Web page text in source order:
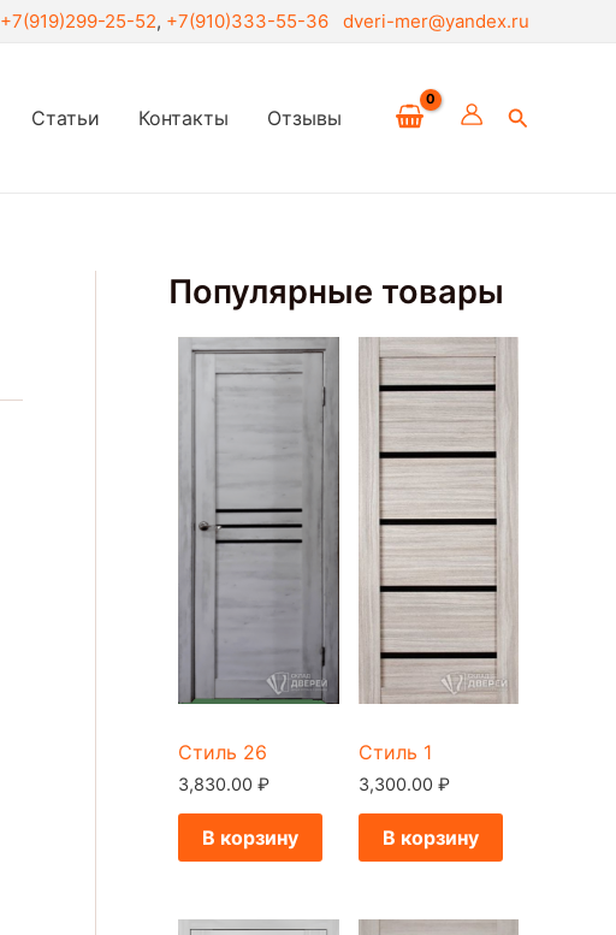
+7(919)299-25-52, +7(910)333-55-36 dveri-mer@yandex.ru
Статьи Контакты Отзывы Поиск
Популярные товары
Стиль 26
3,830.00 ₽
В корзину
Стиль 1
3,300.00 ₽
В корзину